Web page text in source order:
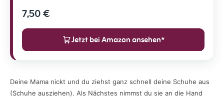
7,50 €
Jetzt bei Amazon ansehen*
Deine Mama nickt und du ziehst ganz schnell deine Schuhe aus
(Schuhe ausziehen). Als Nächstes nimmst du sie an die Hand